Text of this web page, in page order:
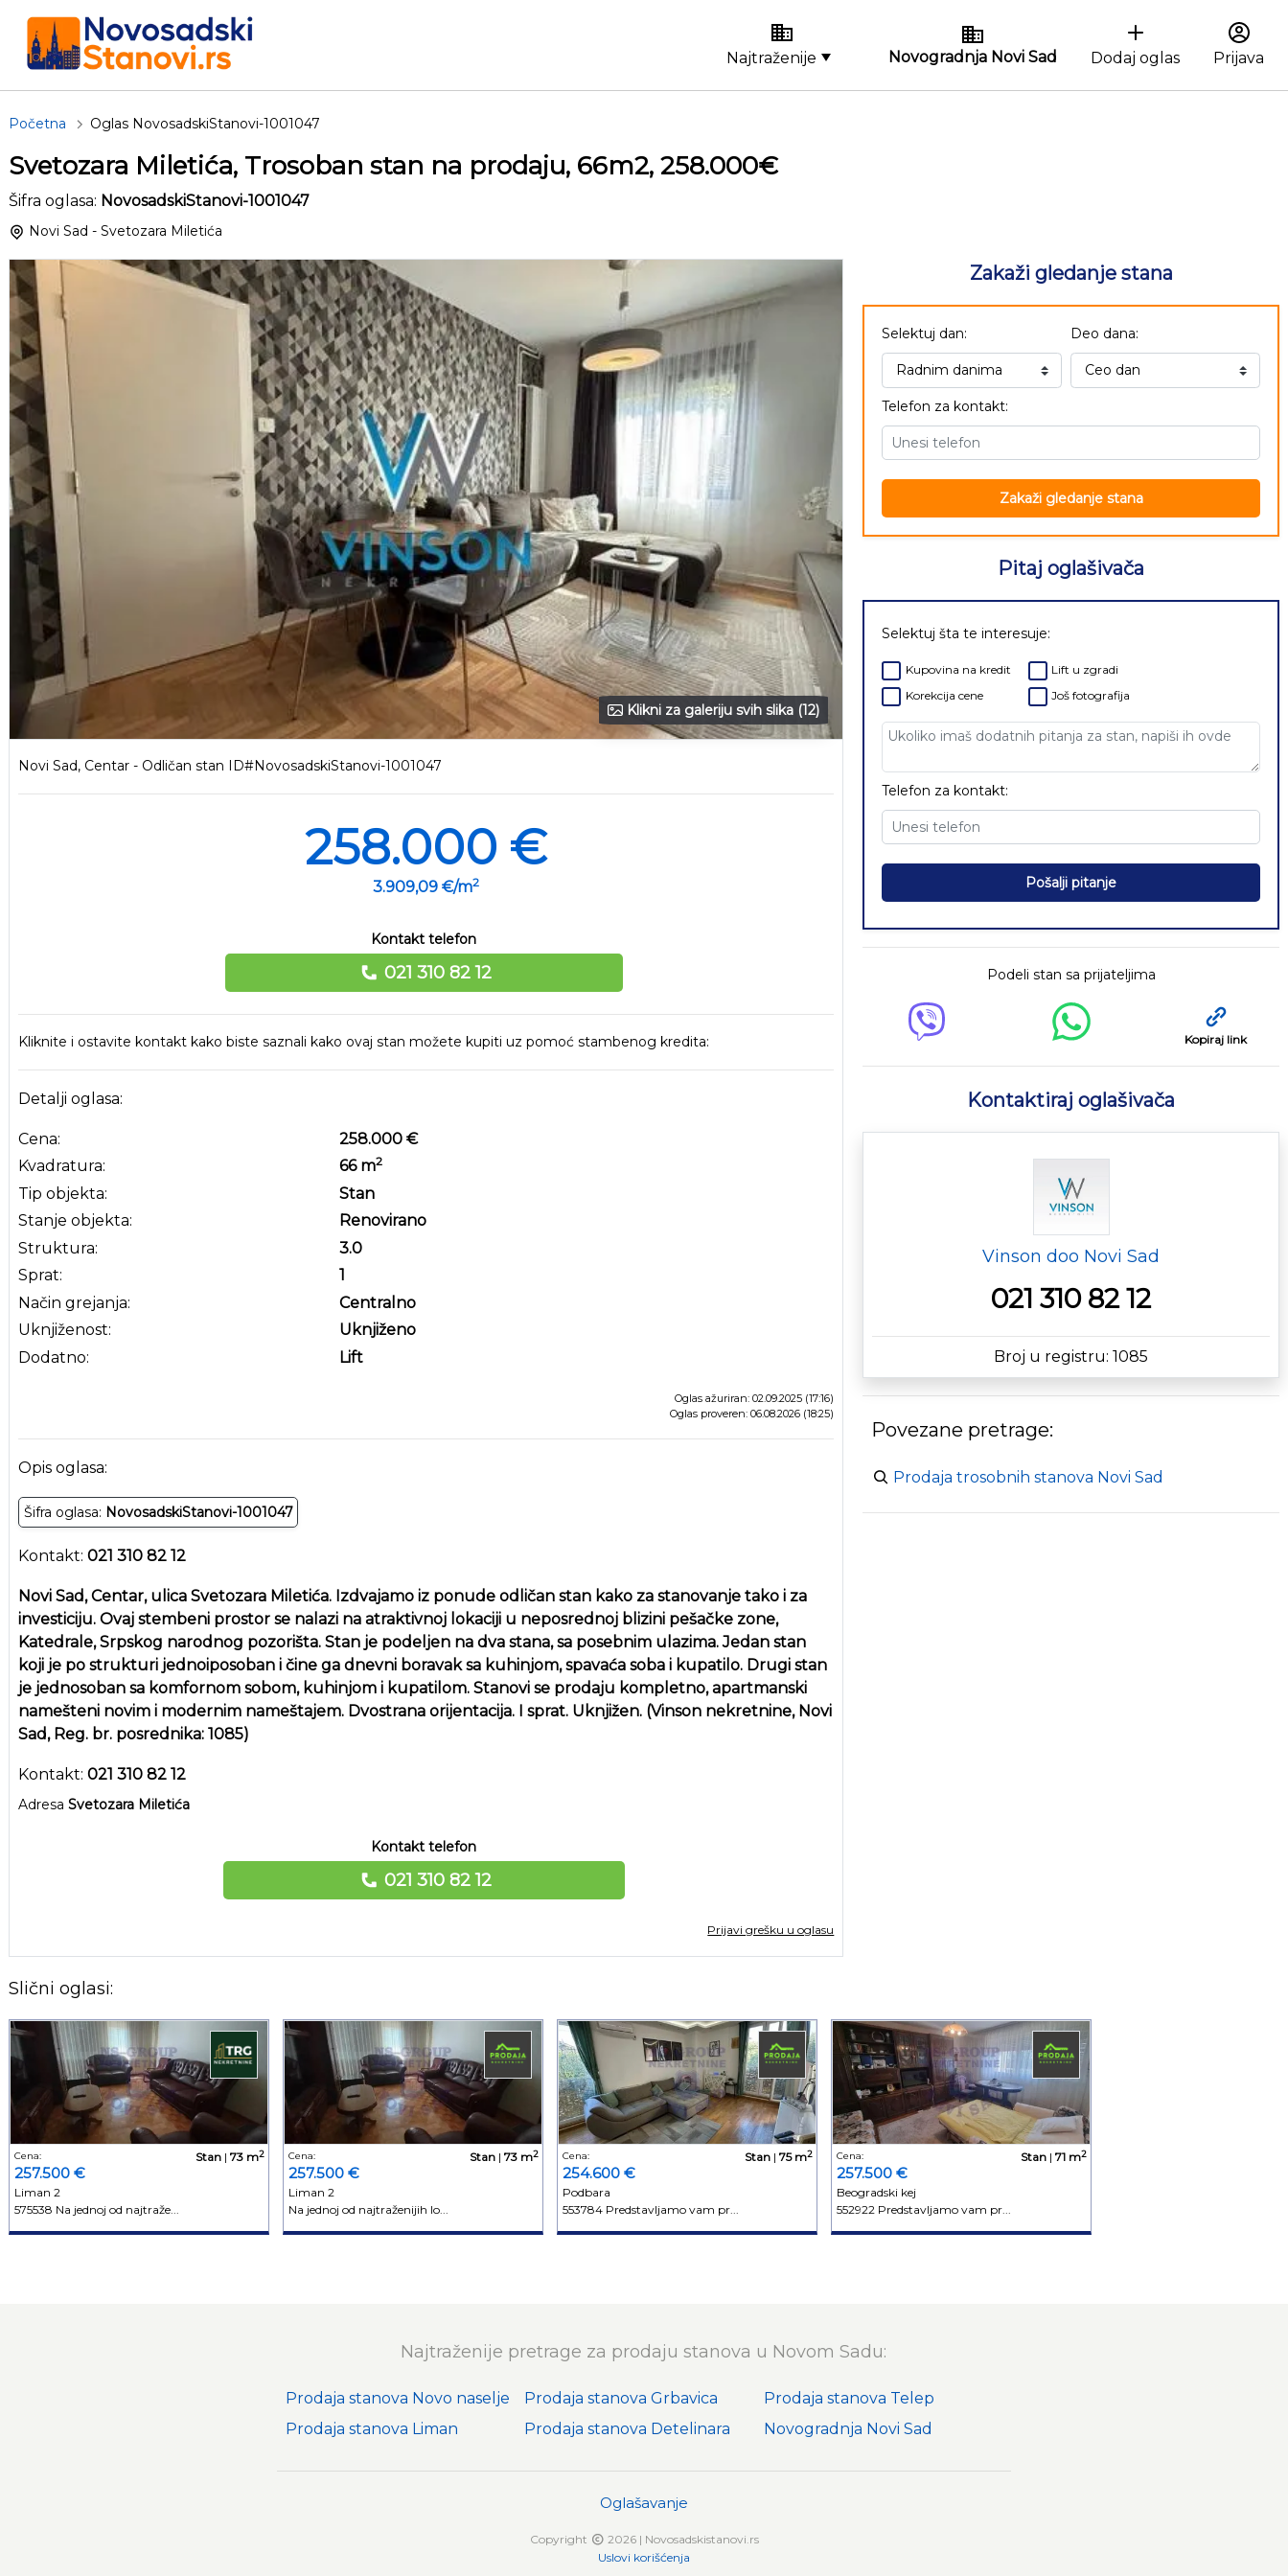
Najtraženije Novogradnja Novi Sad Dodaj oglas Prijava
Početna Oglas NovosadskiStanovi-1001047
Svetozara Miletića, Trosoban stan na prodaju, 66m2, 258.000€
Šifra oglasa: NovosadskiStanovi-1001047
Novi Sad - Svetozara Miletića
Klikni za galeriju svih slika (12)
Novi Sad, Centar - Odličan stan ID#NovosadskiStanovi-1001047
258.000 €
3.909,09 €/m2
Kontakt telefon
021 310 82 12
Kliknite i ostavite kontakt kako biste saznali kako ovaj stan možete kupiti uz pomoć stambenog kredita:
Detalji oglasa:
Cena:
Kvadratura:
Tip objekta:
Stanje objekta:
Struktura:
Sprat:
Način grejanja:
Uknjiženost:
Dodatno:
258.000 €
66m2
Stan
Renovirano
3.0
1
Centralno
Uknjiženo
Lift
Oglas ažuriran: 02.09.2025 (17:16)
Oglas proveren: 06.08.2026 (18:25)
Opis oglasa:
Šifra oglasa: NovosadskiStanovi-1001047
Kontakt: 021 310 82 12
Novi Sad, Centar, ulica Svetozara Miletića. Izdvajamo iz ponude odličan stan kako za stanovanje tako i za
investiciju. Ovaj stembeni prostor se nalazi na atraktivnoj lokaciji u neposrednoj blizini pešačke zone,
Katedrale, Srpskog narodnog pozorišta. Stan je podeljen na dva stana, sa posebnim ulazima. Jedan stan
koji je po strukturi jednoiposoban i čine ga dnevni boravak sa kuhinjom, spavaća soba i kupatilo. Drugi stan
je jednosoban sa komfornom sobom, kuhinjom i kupatilom. Stanovi se prodaju kompletno, apartmanski
namešteni novim i modernim nameštajem. Dvostrana orijentacija. I sprat. Uknjižen. (Vinson nekretnine, Novi
Sad, Reg. br. posrednika: 1085)
Kontakt: 021 310 82 12
Adresa Svetozara Miletića
Kontakt telefon
021 310 82 12
Prijavi grešku u oglasu
Zakaži gledanje stana
Selektuj dan: Deo dana:
Telefon za kontakt:
Zakaži gledanje stana
Pitaj oglašivača
Selektuj šta te interesuje:
Kupovina na kredit
Korekcija cene
Lift u zgradi
Još fotografija
Telefon za kontakt:
Pošalji pitanje
Podeli stan sa prijateljima
Kopiraj link
Kontaktiraj oglašivača
Vinson doo Novi Sad
021 310 82 12
Broj u registru: 1085
Povezane pretrage:
Prodaja trosobnih stanova Novi Sad
Slični oglasi:
Cena:
257.500 €
Stan| 73 m2
Liman 2
575538 Na jednoj od najtraže...
Cena:
257.500 €
Stan| 73 m2
Liman 2
Na jednoj od najtraženijih lo...
Cena:
254.600 €
Stan| 75 m2
Podbara
553784 Predstavljamo vam pr...
Cena:
257.500 €
Stan| 71 m2
Beogradski kej
552922 Predstavljamo vam pr...
Najtraženije pretrage za prodaju stanova u Novom Sadu:
Prodaja stanova Novo naselje
Prodaja stanova Liman
Prodaja stanova Grbavica
Prodaja stanova Detelinara
Prodaja stanova Telep
Novogradnja Novi Sad
Oglašavanje
Copyright
2026 | Novosadskistanovi.rs
Uslovi korišćenja